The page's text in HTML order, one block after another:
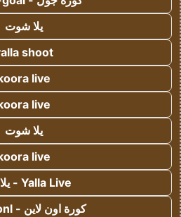
يلا شوت
shoot
live
live
يلا شوت
live
Yalla Live - يلا لايف
كورة اون لاين - koora onl